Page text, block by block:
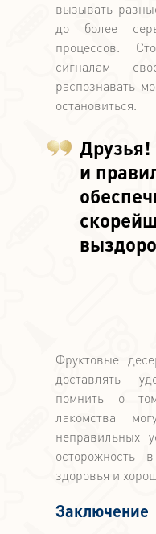
вызывать
до более
процессов.
сигналам
распознавать
остановиться.
Друзья!
и
Фруктовые
доставлять
помнить о
лакомства
неправильных
осторожность
здоровья и
Заключение